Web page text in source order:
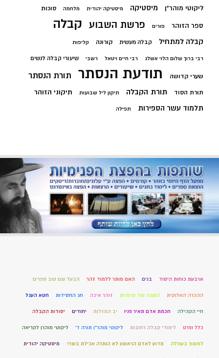
ליקוטי מוהר"ן מיסטיקה מיסטיקה יהודית מלחמה סוכות
ספר הזוהר פורים פרשת השבוע קבלה
קבלה למתחיל קבלה מעשית קורונה קליפות
רבי ברוך שלום הלוי אשלג רבי חיים ויטאל רשבי שיעורי קבלה לנשים
שערי קדושה תודעת הנסתר תורת הנסתר
תורת הסוד תורת הקבלה תיקון ליל שבועות תיקוני הזוהר
תלמוד עשר הספירות תפילה
ארבעת כוחות היסוד בנים האם מותר ללמוד זהר הבעל שם טוב ספרים
ההכרה האלוקית השגה של פנימיות זוהר איכה חג החסידות חטא העגל
חיי הקהילה חכמת אדם תאיר פניו יב המזלות יחודים יסודות הקבלה
כלל ופרט לימודי קבלה רחובות ליקוטי מוהר"ן תורה ד' ליקוטי מוהרן לקריאה
למשוך בעורלה מדוע לאדם הראשון לא הותרה אכילת בשר? מיסטיקה יהודית